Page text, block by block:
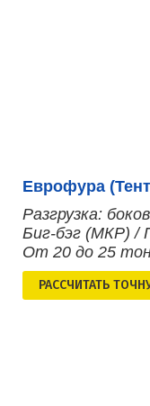
Еврофура
Разгрузка:
Биг-бэг (МКР) /
От 20 до 25
РАСCЧИТАТЬ